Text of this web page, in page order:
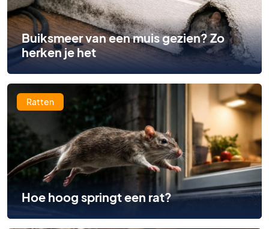
Buiksmeer van een muis gezien? Zo
herken je het
Ratten
Hoe hoog springt een rat?